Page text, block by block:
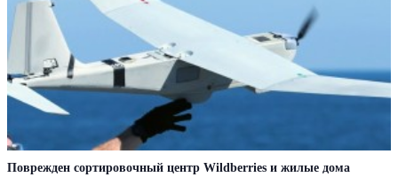
Поврежден сортировочный центр Wildberries и жилые дома